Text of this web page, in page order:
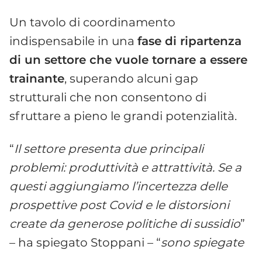
Un tavolo di coordinamento
indispensabile in una fase di ripartenza
di un settore che vuole tornare a essere
trainante, superando alcuni gap
strutturali che non consentono di
sfruttare a pieno le grandi potenzialità.
“Il settore presenta due principali
problemi: produttività e attrattività. Se a
questi aggiungiamo l’incertezza delle
prospettive post Covid e le distorsioni
create da generose politiche di sussidio”
– ha spiegato Stoppani – “sono spiegate